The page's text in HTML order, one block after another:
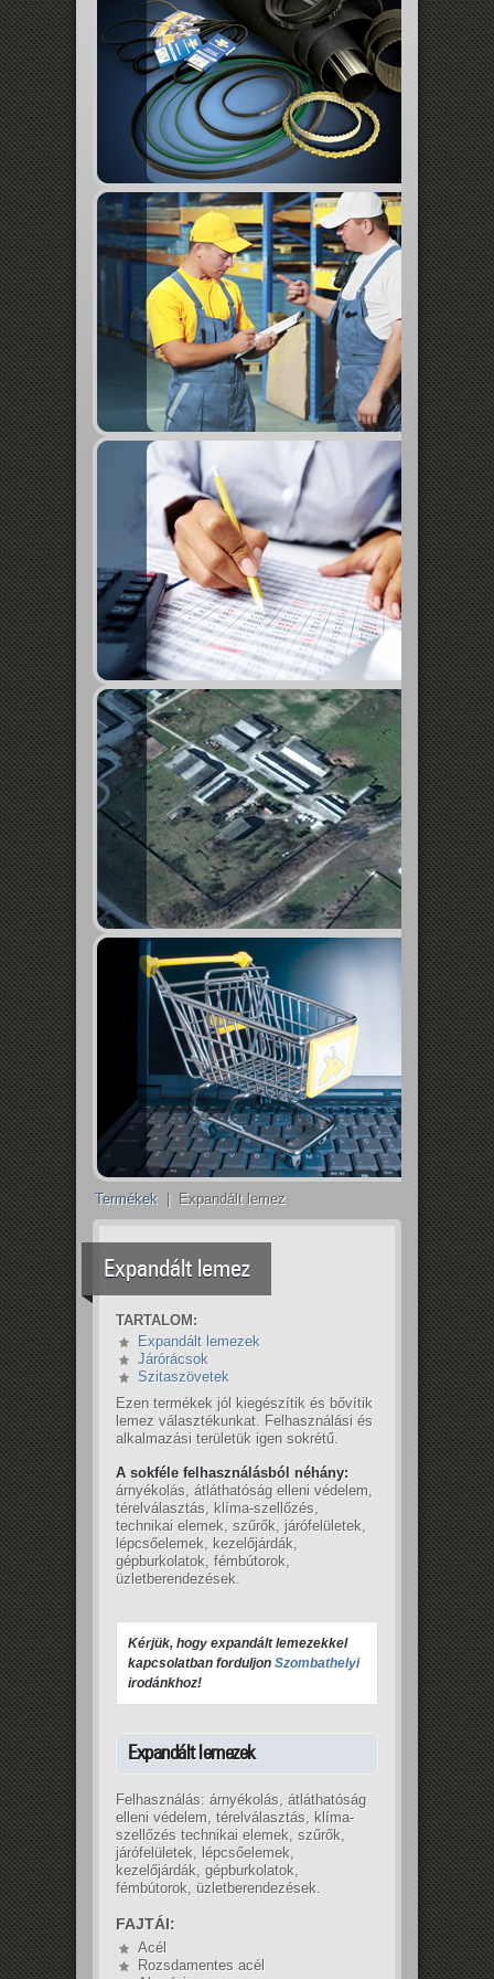
Termékek | Expandált lemez
Expandált lemez
TARTALOM:
Expandált lemezek
Járórácsok
Szitaszövetek
Ezen termékek jól kiegészítik és bővítik
lemez választékunkat. Felhasználási és
alkalmazási területük igen sokrétű.
A sokféle felhasználásból néhány:
árnyékolás, átláthatóság elleni védelem,
térelválasztás, klíma-szellőzés,
technikai elemek, szűrők, járófelületek,
lépcsőelemek, kezelőjárdák,
gépburkolatok, fémbútorok,
üzletberendezések.
Kérjük, hogy expandált lemezekkel
kapcsolatban forduljon Szombathelyi
irodánkhoz!
Expandált lemezek
Felhasználás: árnyékolás, átláthatóság
elleni védelem, térelválasztás, klíma-
szellőzés technikai elemek, szűrők,
járófelületek, lépcsőelemek,
kezelőjárdák, gépburkolatok,
fémbútorok, üzletberendezések.
FAJTÁI:
Acél
Rozsdamentes acél